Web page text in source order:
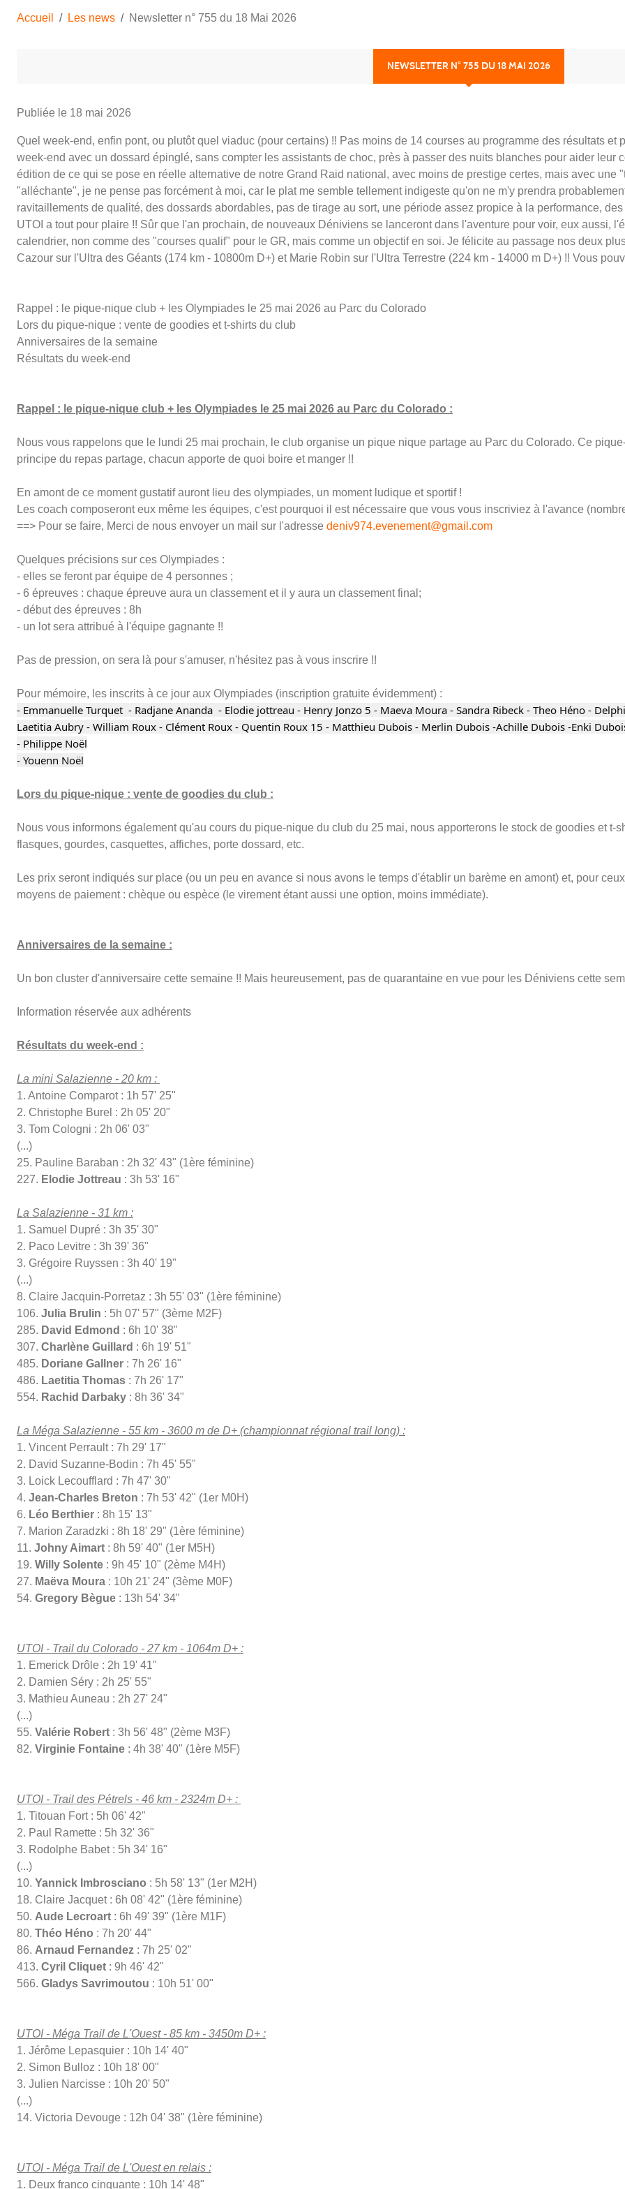
Accueil Les news Newsletter n° 755 du 18 Mai 2026
NEWSLETTER N° 755 DU 18 MAI 2026
Publiée le 18 mai 2026
Quel week-end, enfin pont, ou plutôt quel viaduc (pour certains) !! Pas moins de 14 courses au programme des résultats
week-end avec un dossard épinglé, sans compter les assistants de choc, près à passer des nuits blanches pour aider leur
édition de ce qui se pose en réelle alternative de notre Grand Raid national, avec moins de prestige certes, mais avec une
"alléchante", je ne pense pas forcément à moi, car le plat me semble tellement indigeste qu'on ne m'y prendra
ravitaillements de qualité, des dossards abordables, pas de tirage au sort, une période assez propice à la performance,
UTOI a tout pour plaire !! Sûr que l'an prochain, de nouveaux Déniviens se lanceront dans l'aventure pour voir, eux aussi,
calendrier, non comme des "courses qualif" pour le GR, mais comme un objectif en soi. Je félicite au passage nos deux
Cazour sur l'Ultra des Géants (174 km - 10800m D+) et Marie Robin sur l'Ultra Terrestre (224 km - 14000 m D+) !! Vous
Rappel : le pique-nique club + les Olympiades le 25 mai 2026 au Parc du Colorado
Lors du pique-nique : vente de goodies et t-shirts du club
Anniversaires de la semaine
Résultats du week-end
Rappel : le pique-nique club + les Olympiades le 25 mai 2026 au Parc du Colorado :
Nous vous rappelons que le lundi 25 mai prochain, le club organise un pique nique partage au Parc du Colorado. Ce
principe du repas partage, chacun apporte de quoi boire et manger !!
En amont de ce moment gustatif auront lieu des olympiades, un moment ludique et sportif !
Les coach composeront eux même les équipes, c'est pourquoi il est nécessaire que vous vous inscriviez à l'avance
==> Pour se faire, Merci de nous envoyer un mail sur l'adresse deniv974.evenement@gmail.com
Quelques précisions sur ces Olympiades :
- elles se feront par équipe de 4 personnes ;
- 6 épreuves : chaque épreuve aura un classement et il y aura un classement final;
- début des épreuves : 8h
- un lot sera attribué à l'équipe gagnante !!
Pas de pression, on sera là pour s'amuser, n'hésitez pas à vous inscrire !!
Pour mémoire, les inscrits à ce jour aux Olympiades (inscription gratuite évidemment) :
- Emmanuelle Turquet - Radjane Ananda - Elodie jottreau - Henry Jonzo 5 - Maeva Moura - Sandra Ribeck - Theo Héno -
Laetitia Aubry - William Roux - Clément Roux - Quentin Roux 15 - Matthieu Dubois - Merlin Dubois -Achille Dubois -Enki
- Philippe Noël
- Youenn Noël
Lors du pique-nique : vente de goodies du club :
Nous vous informons également qu'au cours du pique-nique du club du 25 mai, nous apporterons le stock de goodies et t-
flasques, gourdes, casquettes, affiches, porte dossard, etc.
Les prix seront indiqués sur place (ou un peu en avance si nous avons le temps d'établir un barème en amont) et, pour
moyens de paiement : chèque ou espèce (le virement étant aussi une option, moins immédiate).
Anniversaires de la semaine :
Un bon cluster d'anniversaire cette semaine !! Mais heureusement, pas de quarantaine en vue pour les Déniviens cette
Information réservée aux adhérents
Résultats du week-end :
La mini Salazienne - 20 km :
1. Antoine Comparot : 1h 57' 25"
2. Christophe Burel : 2h 05' 20"
3. Tom Cologni : 2h 06' 03"
(...)
25. Pauline Baraban : 2h 32' 43" (1ère féminine)
227. Elodie Jottreau : 3h 53' 16"
La Salazienne - 31 km :
1. Samuel Dupré : 3h 35' 30"
2. Paco Levitre : 3h 39' 36"
3. Grégoire Ruyssen : 3h 40' 19"
(...)
8. Claire Jacquin-Porretaz : 3h 55' 03" (1ère féminine)
106. Julia Brulin : 5h 07' 57" (3ème M2F)
285. David Edmond : 6h 10' 38"
307. Charlène Guillard : 6h 19' 51"
485. Doriane Gallner : 7h 26' 16"
486. Laetitia Thomas : 7h 26' 17"
554. Rachid Darbaky : 8h 36' 34"
La Méga Salazienne - 55 km - 3600 m de D+ (championnat régional trail long) :
1. Vincent Perrault : 7h 29' 17"
2. David Suzanne-Bodin : 7h 45' 55"
3. Loick Lecoufflard : 7h 47' 30"
4. Jean-Charles Breton : 7h 53' 42" (1er M0H)
6. Léo Berthier : 8h 15' 13"
7. Marion Zaradzki : 8h 18' 29" (1ère féminine)
11. Johny Aimart : 8h 59' 40" (1er M5H)
19. Willy Solente : 9h 45' 10" (2ème M4H)
27. Maëva Moura : 10h 21' 24" (3ème M0F)
54. Gregory Bègue : 13h 54' 34"
UTOI - Trail du Colorado - 27 km - 1064m D+ :
1. Emerick Drôle : 2h 19' 41"
2. Damien Séry : 2h 25' 55"
3. Mathieu Auneau : 2h 27' 24"
(...)
55. Valérie Robert : 3h 56' 48" (2ème M3F)
82. Virginie Fontaine : 4h 38' 40" (1ère M5F)
UTOI - Trail des Pétrels - 46 km - 2324m D+ :
1. Titouan Fort : 5h 06' 42"
2. Paul Ramette : 5h 32' 36"
3. Rodolphe Babet : 5h 34' 16"
(...)
10. Yannick Imbrosciano : 5h 58' 13" (1er M2H)
18. Claire Jacquet : 6h 08' 42" (1ère féminine)
50. Aude Lecroart : 6h 49' 39" (1ère M1F)
80. Théo Héno : 7h 20' 44"
86. Arnaud Fernandez : 7h 25' 02"
413. Cyril Cliquet : 9h 46' 42"
566. Gladys Savrimoutou : 10h 51' 00"
UTOI - Méga Trail de L'Ouest - 85 km - 3450m D+ :
1. Jérôme Lepasquier : 10h 14' 40"
2. Simon Bulloz : 10h 18' 00"
3. Julien Narcisse : 10h 20' 50"
(...)
14. Victoria Devouge : 12h 04' 38" (1ère féminine)
UTOI - Méga Trail de L'Ouest en relais :
1. Deux franco cinquante : 10h 14' 48"